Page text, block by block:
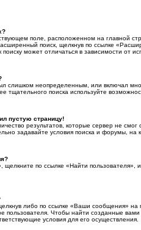
поле, расположенном на главной
поиск, щелкнув по ссылке
может отличаться в зависимости от
слишком неопределенным, или включал
тщательного поиска используйте
пустую страницу!
результатов, которые сервер не смог
задавайте условия поиска и форумы, на
щелкните по ссылке «Найти пользователя»,
либо по ссылке «Ваши сообщения» на
пользователя. Чтобы найти созданные
условия для его осуществления.